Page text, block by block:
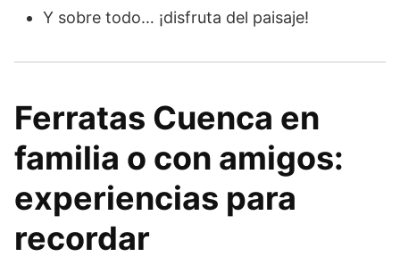
Y sobre todo… ¡disfruta del paisaje!
Ferratas Cuenca en
familia o con amigos:
experiencias para
recordar